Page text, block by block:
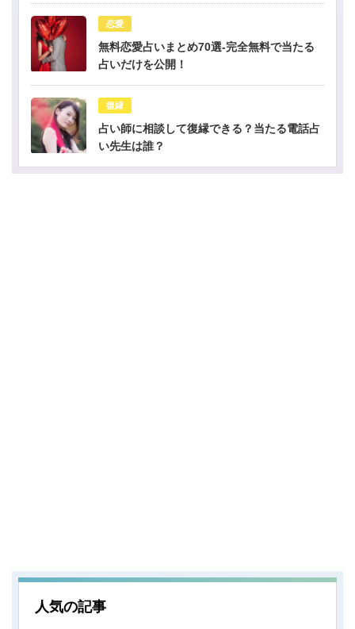
恋愛
無料恋愛占いまとめ70選-完全無料で当たる
占いだけを公開！
復縁
占い師に相談して復縁できる？当たる電話占
い先生は誰？
人気の記事